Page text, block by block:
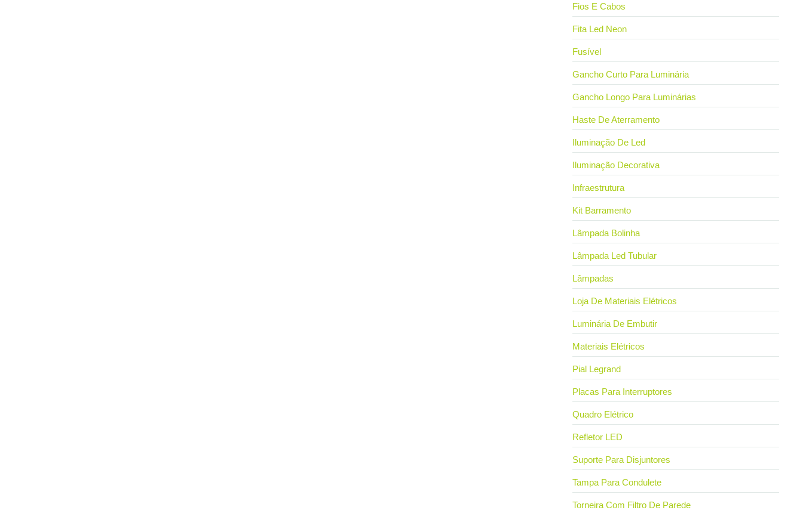
Fios E Cabos
Fita Led Neon
Fusível
Gancho Curto Para Luminária
Gancho Longo Para Luminárias
Haste De Aterramento
Iluminação De Led
Iluminação Decorativa
Infraestrutura
Kit Barramento
Lâmpada Bolinha
Lâmpada Led Tubular
Lâmpadas
Loja De Materiais Elétricos
Luminária De Embutir
Materiais Elétricos
Pial Legrand
Placas Para Interruptores
Quadro Elétrico
Refletor LED
Suporte Para Disjuntores
Tampa Para Condulete
Torneira Com Filtro De Parede